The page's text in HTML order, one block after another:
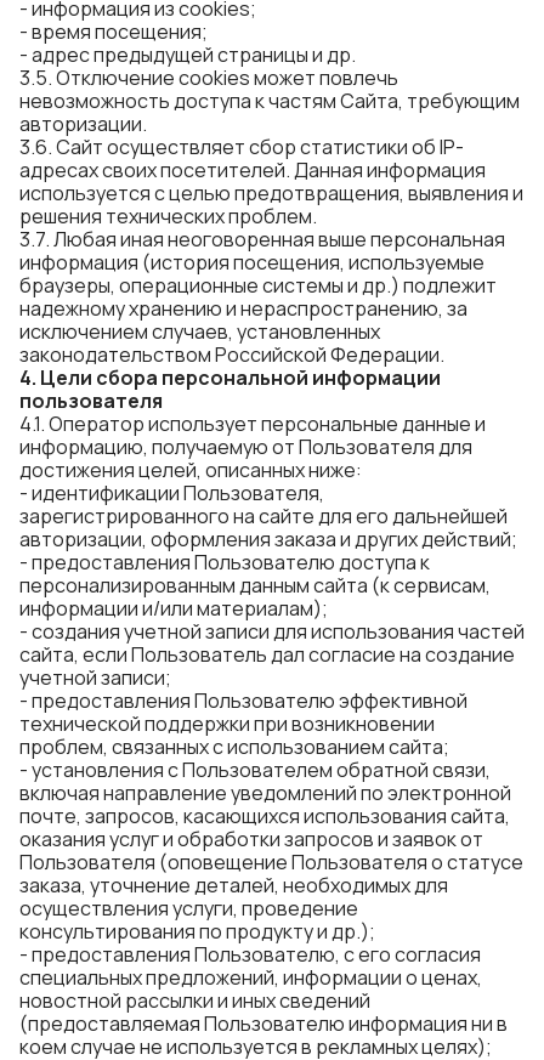
- информация из cookies;
- время посещения;
- адрес предыдущей страницы и др.
3.5. Отключение cookies может повлечь
невозможность доступа к частям Сайта, требующим
авторизации.
3.6. Сайт осуществляет сбор статистики об IP-
адресах своих посетителей. Данная информация
используется с целью предотвращения, выявления и
решения технических проблем.
3.7. Любая иная неоговоренная выше персональная
информация (история посещения, используемые
браузеры, операционные системы и др.) подлежит
надежному хранению и нераспространению, за
исключением случаев, установленных
законодательством Российской Федерации.
4. Цели сбора персональной информации
пользователя
4.1. Оператор использует персональные данные и
информацию, получаемую от Пользователя для
достижения целей, описанных ниже:
- идентификации Пользователя,
зарегистрированного на сайте для его дальнейшей
авторизации, оформления заказа и других действий;
- предоставления Пользователю доступа к
персонализированным данным сайта (к сервисам,
информации и/или материалам);
- создания учетной записи для использования частей
сайта, если Пользователь дал согласие на создание
учетной записи;
- предоставления Пользователю эффективной
технической поддержки при возникновении
проблем, связанных с использованием сайта;
- установления с Пользователем обратной связи,
включая направление уведомлений по электронной
почте, запросов, касающихся использования сайта,
оказания услуг и обработки запросов и заявок от
Пользователя (оповещение Пользователя о статусе
заказа, уточнение деталей, необходимых для
осуществления услуги, проведение
консультирования по продукту и др.);
- предоставления Пользователю, с его согласия
специальных предложений, информации о ценах,
новостной рассылки и иных сведений
(предоставляемая Пользователю информация ни в
коем случае не используется в рекламных целях);